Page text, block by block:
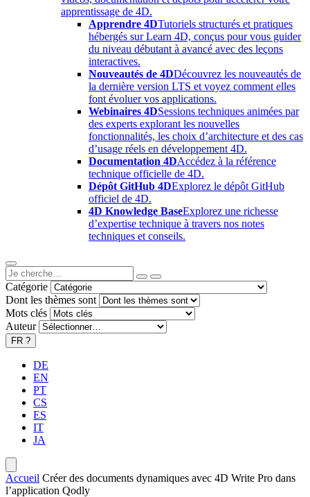
apprentissage de 4D.
Apprendre 4DTutoriels structurés et pratiques
hébergés sur Learn 4D, conçus pour vous guider
du niveau débutant à avancé avec des leçons
interactives.
Nouveautés de 4DDécouvrez les nouveautés de
la dernière version LTS et voyez comment elles
font évoluer vos applications.
Webinaires 4DSessions techniques animées par
des experts explorant les nouvelles
fonctionnalités, les choix d’architecture et des cas
d’usage réels en développement 4D.
Documentation 4DAccédez à la référence
technique officielle de 4D.
Dépôt GitHub 4DExplorez le dépôt GitHub
officiel de 4D.
4D Knowledge BaseExplorez une richesse
d’expertise technique à travers nos notes
techniques et conseils.
Catégorie
Dont les thèmes sont
Mots clés
Auteur
FR ?
DE
EN
PT
CS
ES
IT
JA
Accueil Créer des documents dynamiques avec 4D Write Pro dans
l’application Qodly